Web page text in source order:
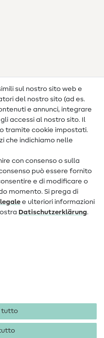
sul nostro sito web e
del nostro sito (ad es.
e annunci, integrare
accessi al nostro sito. Il
tramite cookie impostati.
che indichiamo nelle
con consenso o sulla
può essere fornito
e di modificare o
momento. Si prega di
e ulteriori informazioni
Dati­schutz­erklärung.
tutto
Condizioni generali